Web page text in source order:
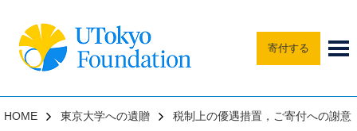
寄付する
HOME 東京大学への遺贈 税制上の優遇措置，ご寄付への謝意